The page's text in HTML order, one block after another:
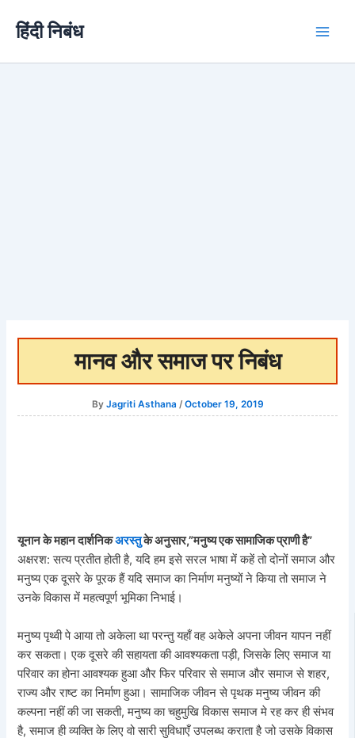
हिंदी निबंध
मानव और समाज पर निबंध
By Jagriti Asthana / October 19, 2019
यूनान के महान दार्शनिकअरस्तुके अनुसार,”मनुष्य एक सामाजिक प्राणी है”
अक्षरश: सत्य प्रतीत होती है, यदि हम इसे सरल भाषा में कहें तो दोनों समाज और
मनुष्य एक दूसरे के पूरक हैं यदि समाज का निर्माण मनुष्यों ने किया तो समाज ने
उनके विकास में महत्वपूर्ण भूमिका निभाई।
मनुष्य पृथ्वी पे आया तो अकेला था परन्तु यहाँ वह अकेले अपना जीवन यापन नहीं
कर सकता। एक दूसरे की सहायता की आवश्यकता पड़ी, जिसके लिए समाज या
परिवार का होना आवश्यक हुआ और फिर परिवार से समाज और समाज से शहर,
राज्य और राष्ट का निर्माण हुआ। सामाजिक जीवन से पृथक मनुष्य जीवन की
कल्पना नहीं की जा सकती, मनुष्य का चहुमुखि विकास समाज मे रह कर ही संभव
है, समाज ही व्यक्ति के लिए वो सारी सुविधाएँ उपलब्ध कराता है जो उसके विकास